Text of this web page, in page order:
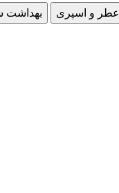
عطر و اسپری